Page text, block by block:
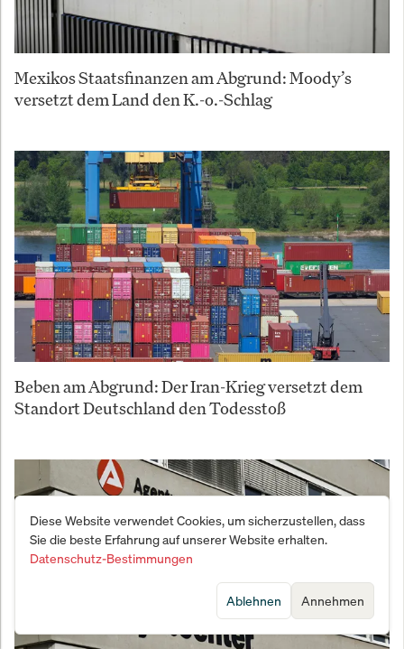
Mexikos Staatsfinanzen am Abgrund: Moody’s
versetzt dem Land den K.-o.-Schlag
Beben am Abgrund: Der Iran-Krieg versetzt dem
Standort Deutschland den Todesstoß
Diese Website verwendet Cookies, um sicherzustellen, dass
Sie die beste Erfahrung auf unserer Website erhalten.
Datenschutz-Bestimmungen
Annehmen
Ablehnen